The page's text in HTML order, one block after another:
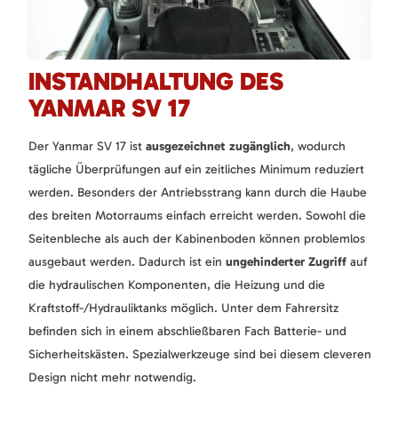
INSTANDHALTUNG DES
YANMAR SV 17
Der Yanmar SV 17 ist ausgezeichnet zugänglich, wodurch
tägliche Überprüfungen auf ein zeitliches Minimum reduziert
werden. Besonders der Antriebsstrang kann durch die Haube
des breiten Motorraums einfach erreicht werden. Sowohl die
Seitenbleche als auch der Kabinenboden können problemlos
ausgebaut werden. Dadurch ist ein ungehinderter Zugriff auf
die hydraulischen Komponenten, die Heizung und die
Kraftstoff-/Hydrauliktanks möglich. Unter dem Fahrersitz
befinden sich in einem abschließbaren Fach Batterie- und
Sicherheitskästen. Spezialwerkzeuge sind bei diesem cleveren
Design nicht mehr notwendig.